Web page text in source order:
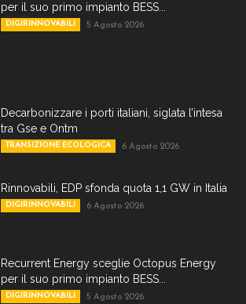
per il suo primo impianto BESS...
DIGIRINNOVABILI 5 Agosto 2026
Decarbonizzare i porti italiani, siglata l’intesa
tra Gse e Ontm
TRANSIZIONE ECOLOGICA 6 Agosto 2026
Rinnovabili, EDP sfonda quota 1,1 GW in Italia
DIGIRINNOVABILI 6 Agosto 2026
Recurrent Energy sceglie Octopus Energy
per il suo primo impianto BESS...
DIGIRINNOVABILI 5 Agosto 2026